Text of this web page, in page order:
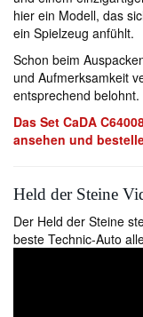
hier ein Modell, das
ein Spielzeug anfühlt.
Schon beim
und Aufmerksamkeit
entsprechend belohnt.
Das Set CaDA
ansehen und
Held der Steine
Der Held der Steine
beste Technic-Auto